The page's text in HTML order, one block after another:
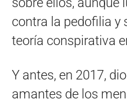
contra la pedofilia y
teoría conspirativa
Y antes, en 2017,
amantes de los